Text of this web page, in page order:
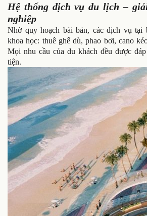
Hệ thống dịch vụ du lịch –
nghiệp
Nhờ quy hoạch bài bản, các dịch vụ tại
khoa học: thuê ghế dù, phao bơi, cano
Mọi nhu cầu của du khách đều được
tiện.